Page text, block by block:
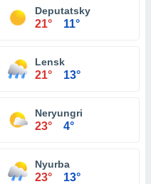
Deputatsky
21° 11°
Lensk
21° 13°
Neryungri
23° 4°
Nyurba
23° 13°